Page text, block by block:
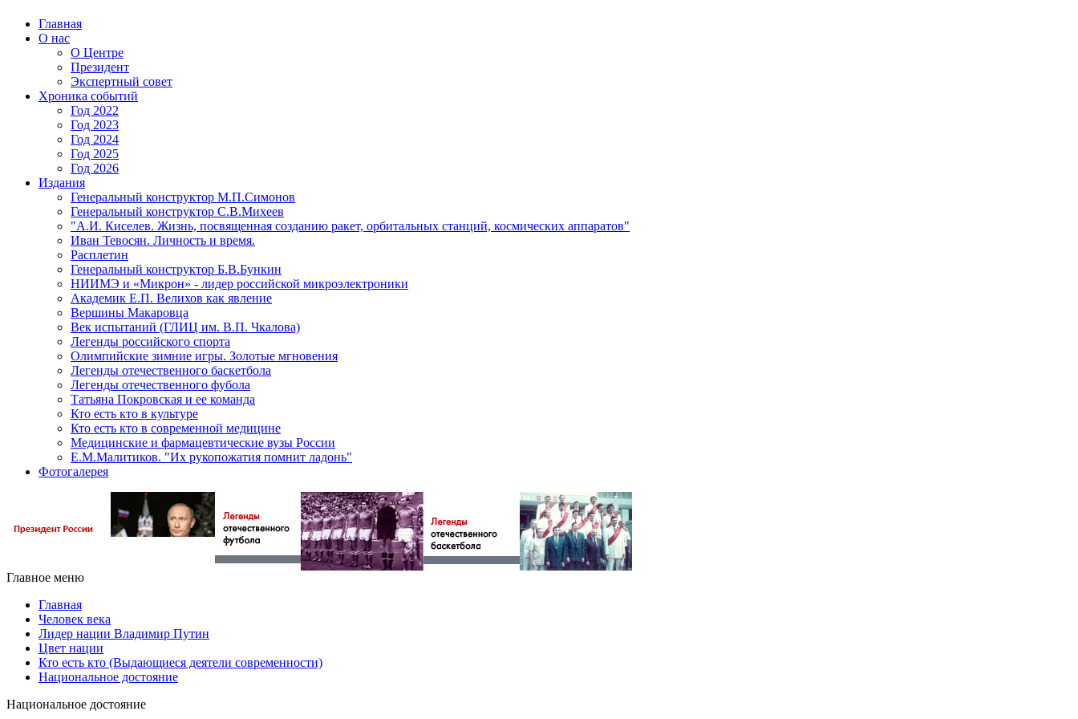
Главная
О нас
О Центре
Президент
Экспертный совет
Хроника событий
Год 2022
Год 2023
Год 2024
Год 2025
Год 2026
Издания
Генеральный конструктор М.П.Симонов
Генеральный конструктор С.В.Михеев
"А.И. Киселев. Жизнь, посвященная созданию ракет, орбитальных станций, космических аппаратов"
Иван Тевосян. Личность и время.
Расплетин
Генеральный конструктор Б.В.Бункин
НИИМЭ и «Микрон» - лидер российской микроэлектроники
Академик Е.П. Велихов как явление
Вершины Макаровца
Век испытаний (ГЛИЦ им. В.П. Чкалова)
Легенды российского спорта
Олимпийские зимние игры. Золотые мгновения
Легенды отечественного баскетбола
Легенды отечественного фубола
Татьяна Покровская и ее команда
Кто есть кто в культуре
Кто есть кто в современной медицине
Медицинские и фармацевтические вузы России
Е.М.Малитиков. "Их рукопожатия помнит ладонь"
Фотогалерея
Главное меню
Главная
Человек века
Лидер нации Владимир Путин
Цвет нации
Кто есть кто (Выдающиеся деятели современности)
Национальное достояние
Национальное достояние